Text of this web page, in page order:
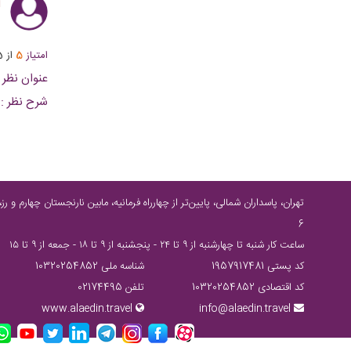
امتیاز5 از
عنوان
شرح نظر :
6
ساعت كار شنبه تا چهارشنبه از ٩ تا ٢٤ - پنجشنبه از ٩ تا ١٨ - جمعه از ٩ تا ١٥
کد پستی 1957917481
شناسه ملی 10320254852
کد اقتصادی 10320254852
تلفن 02174495
info@alaedin.travel
www.alaedin.travel